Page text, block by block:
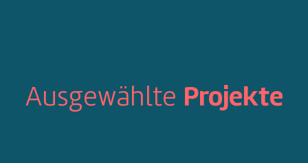
Ausgewählte Projekte